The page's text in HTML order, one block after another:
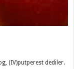
(IV)putperest dediler.